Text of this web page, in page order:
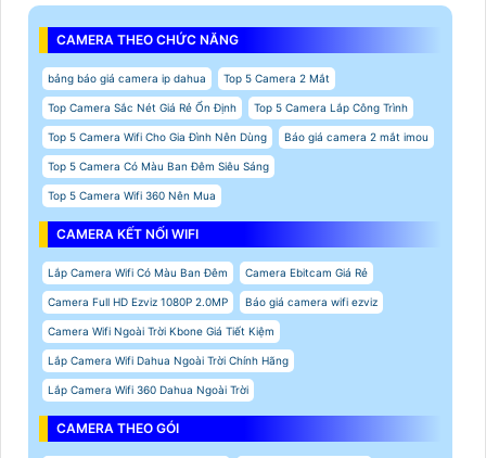
CAMERA THEO CHỨC NĂNG
bảng báo giá camera ip dahua Top 5 Camera 2 Mắt
Top Camera Sắc Nét Giá Rẻ Ổn Định Top 5 Camera Lắp Công Trình
Top 5 Camera Wifi Cho Gia Đình Nên Dùng Báo giá camera 2 mắt imou
Top 5 Camera Có Màu Ban Đêm Siêu Sáng
Top 5 Camera Wifi 360 Nên Mua
CAMERA KẾT NỐI WIFI
Lắp Camera Wifi Có Màu Ban Đêm Camera Ebitcam Giá Rẻ
Camera Full HD Ezviz 1080P 2.0MP Báo giá camera wifi ezviz
Camera Wifi Ngoài Trời Kbone Giá Tiết Kiệm
Lắp Camera Wifi Dahua Ngoài Trời Chính Hãng
Lắp Camera Wifi 360 Dahua Ngoài Trời
CAMERA THEO GÓI